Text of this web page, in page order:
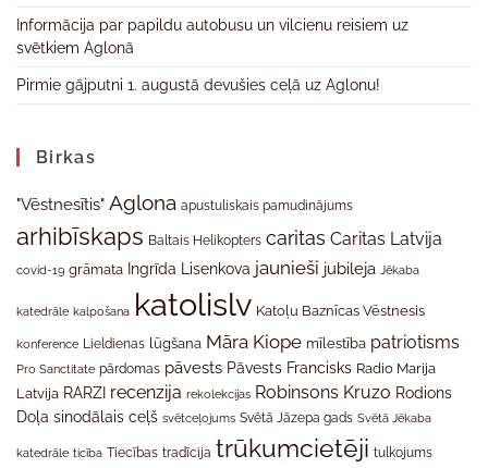
Informācija par papildu autobusu un vilcienu reisiem uz
svētkiem Aglonā
Pirmie gājputni 1. augustā devušies ceļā uz Aglonu!
Birkas
"Vēstnesītis" Aglona apustuliskais pamudinājums
arhibīskaps Baltais Helikopters caritas Caritas Latvija
covid-19 grāmata Ingrīda Lisenkova jaunieši jubileja Jēkaba
katedrāle kalpošana katolislv Katoļu Baznīcas Vēstnesis
konference Lieldienas lūgšana Māra Kiope mīlestība patriotisms
Pro Sanctitate pārdomas pāvests Pāvests Francisks Radio Marija
Latvija RARZI recenzija rekolekcijas Robinsons Kruzo Rodions
Doļa sinodālais ceļš svētceļojums Svētā Jāzepa gads Svētā Jēkaba
katedrāle ticība Tiecības tradīcija trūkumcietēji tulkojums